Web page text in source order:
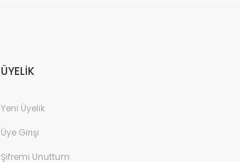
ÜYELİK
Yeni Üyelik
Üye Girişi
Şifremi Unuttum